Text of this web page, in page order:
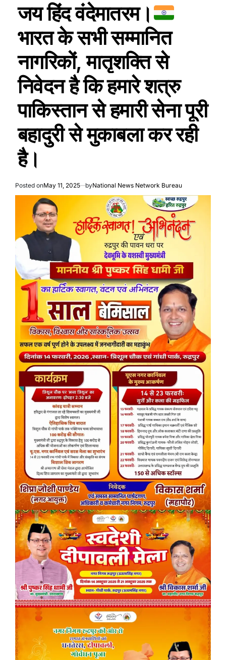
जय हिंद वंदेमातरम।
भारत के सभी सम्मानित
नागरिकों, मातृशक्ति से
निवेदन है कि हमारे शत्रु
पाकिस्तान से हमारी सेना पूरी
बहादुरी से मुकाबला कर रही
है।
Posted onMay 11, 2025 byNational News Network Bureau